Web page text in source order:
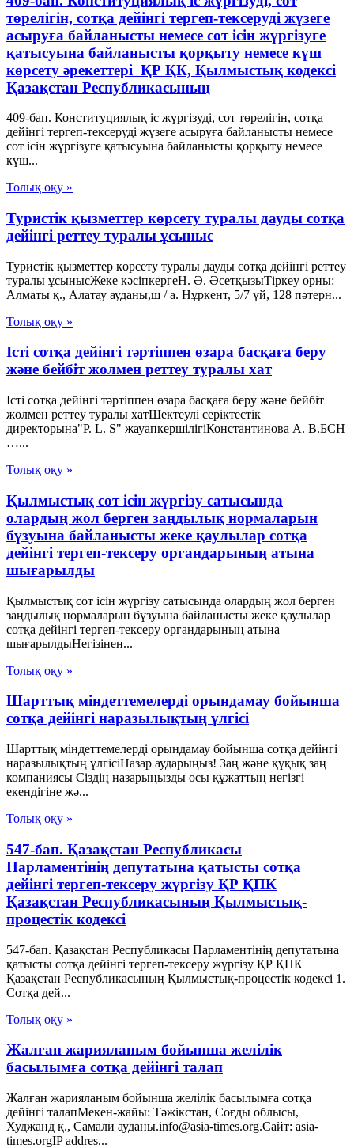
төрелігін, сотқа дейінгі тергеп-тексерудi жүзеге
асыруға байланысты немесе сот ісін жүргізуге
қатысуына байланысты қорқыту немесе күш
көрсету әрекеттерi ҚР ҚК, Қылмыстық кодексi
Қазақстан Республикасының
409-бап. Конституциялық іс жүргізуді, сот төрелігін, сотқа
дейінгі тергеп-тексерудi жүзеге асыруға байланысты немесе
сот ісін жүргізуге қатысуына байланысты қорқыту немесе
күш...
Толық оқу »
Туристік қызметтер көрсету туралы дауды сотқа
дейінгі реттеу туралы ұсыныс
Туристік қызметтер көрсету туралы дауды сотқа дейінгі реттеу
туралы ұсынысЖеке кәсіпкергеН. Ә. ӘсетқызыТіркеу орны:
Алматы қ., Алатау ауданы,ш / а. Нұркент, 5/7 үй, 128 пәтерн...
Толық оқу »
Істі сотқа дейінгі тәртіппен өзара басқаға беру
және бейбіт жолмен реттеу туралы хат
Істі сотқа дейінгі тәртіппен өзара басқаға беру және бейбіт
жолмен реттеу туралы хатШектеулі серіктестік
директорына"P. L. S" жауапкершілігіКонстантинова А. В.БСН
…...
Толық оқу »
Қылмыстық сот ісін жүргізу сатысында
олардың жол берген заңдылық нормаларын
бұзуына байланысты жеке қаулылар сотқа
дейінгі тергеп-тексеру органдарының атына
шығарылды
Қылмыстық сот ісін жүргізу сатысында олардың жол берген
заңдылық нормаларын бұзуына байланысты жеке қаулылар
сотқа дейінгі тергеп-тексеру органдарының атына
шығарылдыНегізінен...
Толық оқу »
Шарттық міндеттемелерді орындамау бойынша
сотқа дейінгі наразылықтың үлгісі
Шарттық міндеттемелерді орындамау бойынша сотқа дейінгі
наразылықтың үлгісіНазар аударыңыз! Заң және құқық заң
компаниясы Сіздің назарыңызды осы құжаттың негізгі
екендігіне жә...
Толық оқу »
547-бап. Қазақстан Республикасы
Парламентiнiң депутатына қатысты сотқа
дейінгі тергеп-тексеру жүргiзу ҚР ҚПК
Қазақстан Республикасының Қылмыстық-
процестік кодексi
547-бап. Қазақстан Республикасы Парламентiнiң депутатына
қатысты сотқа дейінгі тергеп-тексеру жүргiзу ҚР ҚПК
Қазақстан Республикасының Қылмыстық-процестік кодексi 1.
Сотқа дей...
Толық оқу »
Жалған жарияланым бойынша желілік
басылымға сотқа дейінгі талап
Жалған жарияланым бойынша желілік басылымға сотқа
дейінгі талапМекен-жайы: Тәжікстан, Соғды облысы,
Худжанд қ., Самали ауданы.info@asia-times.org.Сайт: asia-
times.orgIP addres...